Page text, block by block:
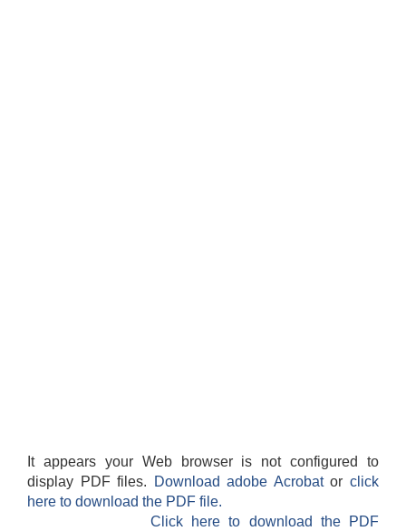
It appears your Web browser is not configured to
display PDF files.
Download adobe Acrobatorclick
here to download the PDF file.
Click here to download the PDF